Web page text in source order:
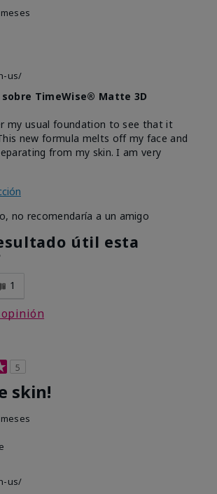
us/
TimeWise® Matte 3D
my usual foundation to see that it
new formula melts off my face and
from my skin. I am very
no recomendaría a un amigo
útil esta
1
5
skin!
us/